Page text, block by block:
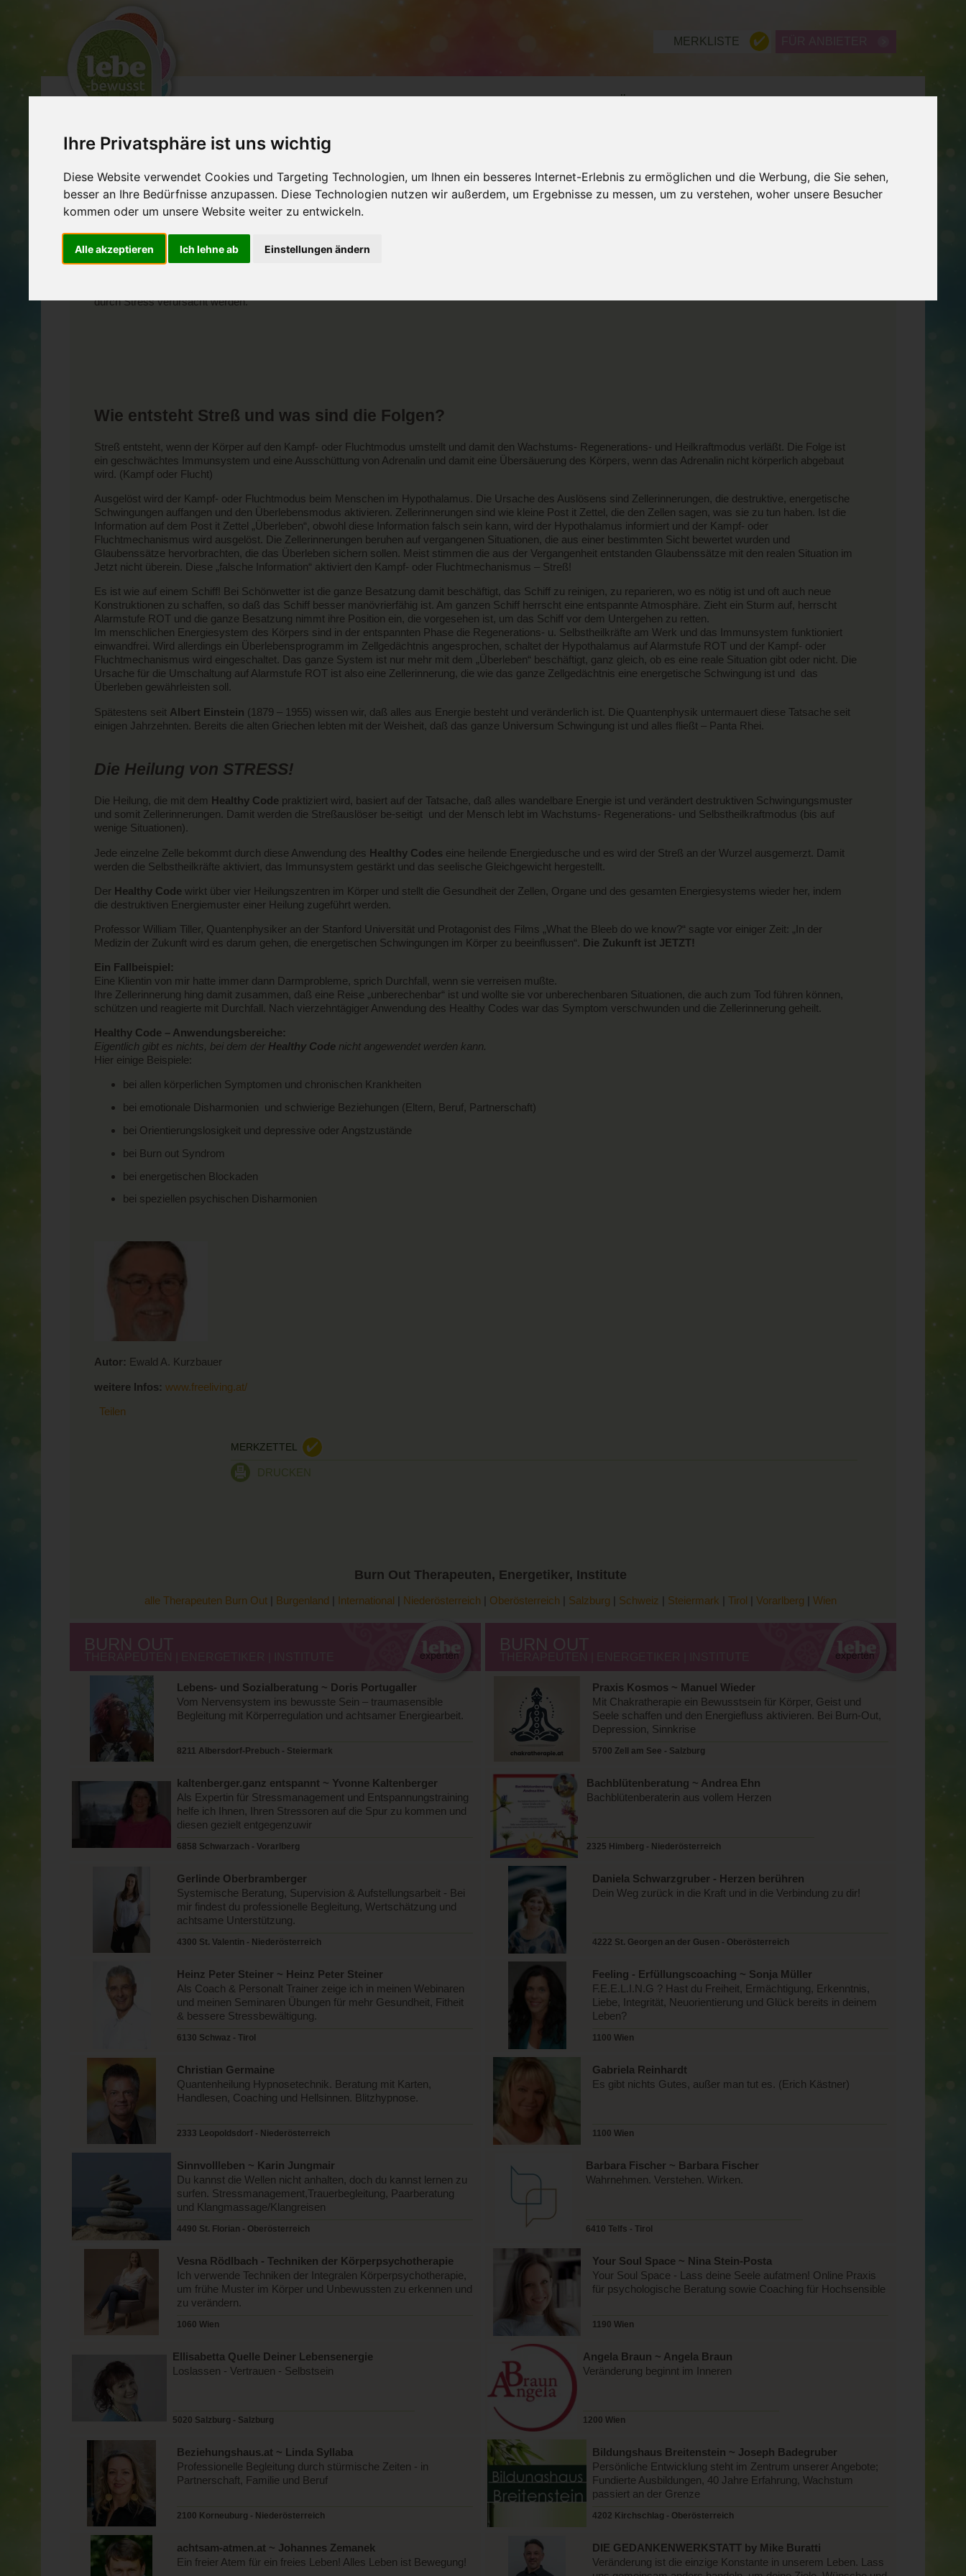
Ihre Privatsphäre ist uns wichtig
Diese Website verwendet Cookies und Targeting Technologien, um Ihnen ein besseres Internet-Erlebnis zu ermöglichen und die Werbung, die Sie sehen,
besser an Ihre Bedürfnisse anzupassen. Diese Technologien nutzen wir außerdem, um Ergebnisse zu messen, um zu verstehen, woher unsere Besucher
kommen oder um unsere Website weiter zu entwickeln.
Alle akzeptieren Ich lehne ab Einstellungen ändern
MERKLISTE
EXPERTEN VERANSTALTUNGEN PRODUKTE SEMINARRÄUME WISSEN LEXIKON
BEWUSSTSEIN, ENERGIEARBEIT UND SPIRITUALITÄT
ZURÜCK
The Healthy Code
Krank durch zuviel Stress?
durch Stress verursacht werden.
Wie entsteht Streß und was sind die Folgen?
Streß entsteht, wenn der Körper auf den Kampf- oder Fluchtmodus umstellt und damit den Wachstums- Regenerations- und Heilkraftmodus verläßt. Die Folge ist
ein geschwächtes Immunsystem und eine Ausschüttung von Adrenalin und damit eine Übersäuerung des Körpers, wenn das Adrenalin nicht körperlich abgebaut
wird. (Kampf oder Flucht)
Ausgelöst wird der Kampf- oder Fluchtmodus beim Menschen im Hypothalamus. Die Ursache des Auslösens sind Zellerinnerungen, die destruktive, energetische
Schwingungen auffangen und den Überlebensmodus aktivieren. Zellerinnerungen sind wie kleine Post it Zettel, die den Zellen sagen, was sie zu tun haben. Ist die
Information auf dem Post it Zettel „Überleben“, obwohl diese Information falsch sein kann, wird der Hypothalamus informiert und der Kampf- oder
Fluchtmechanismus wird ausgelöst. Die Zellerinnerungen beruhen auf vergangenen Situationen, die aus einer bestimmten Sicht bewertet wurden und
Glaubenssätze hervorbrachten, die das Überleben sichern sollen. Meist stimmen die aus der Vergangenheit entstanden Glaubenssätze mit den realen Situation im
Jetzt nicht überein. Diese „falsche Information“ aktiviert den Kampf- oder Fluchtmechanismus – Streß!
Es ist wie auf einem Schiff! Bei Schönwetter ist die ganze Besatzung damit beschäftigt, das Schiff zu reinigen, zu reparieren, wo es nötig ist und oft auch neue
Konstruktionen zu schaffen, so daß das Schiff besser manövrierfähig ist. Am ganzen Schiff herrscht eine entspannte Atmosphäre. Zieht ein Sturm auf, herrscht
Alarmstufe ROT und die ganze Besatzung nimmt ihre Position ein, die vorgesehen ist, um das Schiff vor dem Untergehen zu retten.
Im menschlichen Energiesystem des Körpers sind in der entspannten Phase die Regenerations- u. Selbstheilkräfte am Werk und das Immunsystem funktioniert
einwandfrei. Wird allerdings ein Überlebensprogramm im Zellgedächtnis angesprochen, schaltet der Hypothalamus auf Alarmstufe ROT und der Kampf- oder
Fluchtmechanismus wird eingeschaltet. Das ganze System ist nur mehr mit dem „Überleben“ beschäftigt, ganz gleich, ob es eine reale Situation gibt oder nicht. Die
Ursache für die Umschaltung auf Alarmstufe ROT ist also eine Zellerinnerung, die wie das ganze Zellgedächtnis eine energetische Schwingung ist und das
Überleben gewährleisten soll.
Spätestens seit Albert Einstein (1879 – 1955) wissen wir, daß alles aus Energie besteht und veränderlich ist. Die Quantenphysik untermauert diese Tatsache seit
einigen Jahrzehnten. Bereits die alten Griechen lebten mit der Weisheit, daß das ganze Universum Schwingung ist und alles fließt – Panta Rhei.
Die Heilung von STRESS!
Die Heilung, die mit dem Healthy Code praktiziert wird, basiert auf der Tatsache, daß alles wandelbare Energie ist und verändert destruktiven Schwingungsmuster
und somit Zellerinnerungen. Damit werden die Streßauslöser be-seitigt und der Mensch lebt im Wachstums- Regenerations- und Selbstheilkraftmodus (bis auf
wenige Situationen).
Jede einzelne Zelle bekommt durch diese Anwendung des Healthy Codes eine heilende Energiedusche und es wird der Streß an der Wurzel ausgemerzt. Damit
werden die Selbstheilkräfte aktiviert, das Immunsystem gestärkt und das seelische Gleichgewicht hergestellt.
Der Healthy Code wirkt über vier Heilungszentren im Körper und stellt die Gesundheit der Zellen, Organe und des gesamten Energiesystems wieder her, indem
die destruktiven Energiemuster einer Heilung zugeführt werden.
Professor William Tiller, Quantenphysiker an der Stanford Universität und Protagonist des Films „What the Bleeb do we know?“ sagte vor einiger Zeit: „In der
Medizin der Zukunft wird es darum gehen, die energetischen Schwingungen im Körper zu beeinflussen“. Die Zukunft ist JETZT!
Ein Fallbeispiel:
Eine Klientin von mir hatte immer dann Darmprobleme, sprich Durchfall, wenn sie verreisen mußte.
Ihre Zellerinnerung hing damit zusammen, daß eine Reise „unberechenbar“ ist und wollte sie vor unberechenbaren Situationen, die auch zum Tod führen können,
schützen und reagierte mit Durchfall. Nach vierzehntägiger Anwendung des Healthy Codes war das Symptom verschwunden und die Zellerinnerung geheilt.
Healthy Code – Anwendungsbereiche:
Eigentlich gibt es nichts, bei dem der Healthy Code nicht angewendet werden kann.
Hier einige Beispiele:
bei allen körperlichen Symptomen und chronischen Krankheiten
bei emotionale Disharmonien und schwierige Beziehungen (Eltern, Beruf, Partnerschaft)
bei Orientierungslosigkeit und depressive oder Angstzustände
bei Burn out Syndrom
bei energetischen Blockaden
bei speziellen psychischen Disharmonien
Autor: Ewald A. Kurzbauer
weitere Infos: www.freeliving.at/
Teilen
MERKZETTEL
DRUCKEN
Burn Out Therapeuten, Energetiker, Institute
alle Therapeuten Burn Out| Burgenland International Niederösterreich Oberösterreich Salzburg Schweiz Steiermark Tirol Vorarlberg Wien
BURN OUT
Lebens- und Sozialberatung ~ Doris Portugaller
Vom Nervensystem ins bewusste Sein – traumasensible
Begleitung mit Körperregulation und achtsamer Energiearbeit.
8211 Albersdorf-Prebuch - Steiermark
kaltenberger.ganz entspannt ~ Yvonne Kaltenberger
Als Expertin für Stressmanagement und Entspannungstraining
helfe ich Ihnen, Ihren Stressoren auf die Spur zu kommen und
diesen gezielt entgegenzuwir
6858 Schwarzach - Vorarlberg
Gerlinde Oberbramberger
Systemische Beratung, Supervision & Aufstellungsarbeit - Bei
mir findest du professionelle Begleitung, Wertschätzung und
achtsame Unterstützung.
4300 St. Valentin - Niederösterreich
Heinz Peter Steiner ~ Heinz Peter Steiner
Als Coach & Personalt Trainer zeige ich in meinen Webinaren
und meinen Seminaren Übungen für mehr Gesundheit, Fitheit
& bessere Stressbewältigung.
6130 Schwaz - Tirol
Christian Germaine
Quantenheilung Hypnosetechnik. Beratung mit Karten,
Handlesen, Coaching und Hellsinnen. Blitzhypnose.
2333 Leopoldsdorf - Niederösterreich
Sinnvollleben ~ Karin Jungmair
Du kannst die Wellen nicht anhalten, doch du kannst lernen zu
surfen. Stressmanagement,Trauerbegleitung, Paarberatung
und Klangmassage/Klangreisen
4490 St. Florian - Oberösterreich
Vesna Rödlbach - Techniken der Körperpsychotherapie
Ich verwende Techniken der Integralen Körperpsychotherapie,
um frühe Muster im Körper und Unbewussten zu erkennen und
zu verändern.
1060 Wien
Ellisabetta Quelle Deiner Lebensenergie
Loslassen - Vertrauen - Selbstsein
5020 Salzburg - Salzburg
Beziehungshaus.at ~ Linda Syllaba
Professionelle Begleitung durch stürmische Zeiten - in
Partnerschaft, Familie und Beruf
2100 Korneuburg - Niederösterreich
achtsam-atmen.at ~ Johannes Zemanek
Ein freier Atem für ein freies Leben! Alles Leben ist Bewegung!
BURN OUT
Praxis Kosmos ~ Manuel Wieder
Mit Chakratherapie ein Bewusstsein für Körper, Geist und
Seele schaffen und den Energiefluss aktivieren. Bei Burn-Out,
Depression, Sinnkrise
5700 Zell am See - Salzburg
Bachblütenberatung ~ Andrea Ehn
Bachblütenberaterin aus vollem Herzen
2325 Himberg - Niederösterreich
Daniela Schwarzgruber - Herzen berühren
Dein Weg zurück in die Kraft und in die Verbindung zu dir!
4222 St. Georgen an der Gusen - Oberösterreich
Feeling - Erfüllungscoaching ~ Sonja Müller
F.E.E.L.I.N.G ? Hast du Freiheit, Ermächtigung, Erkenntnis,
Liebe, Integrität, Neuorientierung und Glück bereits in deinem
Leben?
1100 Wien
Gabriela Reinhardt
Es gibt nichts Gutes, außer man tut es. (Erich Kästner)
1100 Wien
Barbara Fischer ~ Barbara Fischer
Wahrnehmen. Verstehen. Wirken.
6410 Telfs - Tirol
Your Soul Space ~ Nina Stein-Posta
Your Soul Space - Lass deine Seele aufatmen! Online Praxis
für psychologische Beratung sowie Coaching für Hochsensible
1190 Wien
Angela Braun ~ Angela Braun
Veränderung beginnt im Inneren
1200 Wien
Bildungshaus Breitenstein ~ Joseph Badegruber
Persönliche Entwicklung steht im Zentrum unserer Angebote;
Fundierte Ausbildungen, 40 Jahre Erfahrung, Wachstum
passiert an der Grenze
4202 Kirchschlag - Oberösterreich
DIE GEDANKENWERKSTATT by Mike Buratti
Veränderung ist die einzige Konstante in unserem Leben. Lass